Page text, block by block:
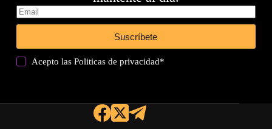
Suscríbete
Acepto lasPoliticas de privacidad*